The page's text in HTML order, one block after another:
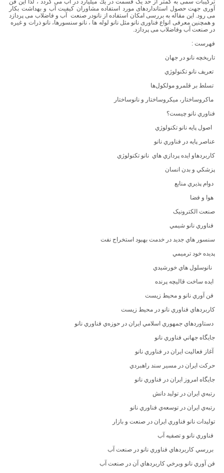
ترکیبات سمی به کمتر از حد یک قسمت در يك میلیارد در آب می گردد ، لذا این فن
آوری جهت حصول استانداردهای مورد استفاده مشاوران کیفیت آب و بهداشت بکار
می رود. این مقاله به بررسی امکان استفاده از نانودر صنعت آب و فاضلاب می پردازد
و همچنین معرفی انواع فناوری نانو مثل نانو لوله ها ، نانو سنسورها، نانو ذرات و غیره
در صنعت آب وفاضلاب می پردازد.
فهرست :
تاريخچه نانو در جهان
تعريف نانو تكنولوژي
تسلط بر قلمرو مولکول‌ها
ماکروساختار، ميکروساختار و نانوساختار
فناوري نانو چيست؟
اصول پايه نانو تكنولوژي
عناصر پايه در فناوري نانو
کاربردهاو ايده پردازي هاي نانو تکنولوژي
پزشکي و بدن انسان
دوام پذيري منابع
هوا و فضا
صنعت الکترونيک
فناوري نانو شيمي
سنسور هاي جديد در خدمت بهبود استخراج نفت
پديده خود ترميمي
نانوسلول هاي خورشيدي
ايده ساخت قاليچه پرنده
فن آوري نانو و محيط زيست
کاربردهاي فناوري نانو در محيط زيست
دستاوردهاي جمهوري اسلامي ايران در حوزه‌ي فناوري نانو
جايگاه جهاني فناوري نانو
آغاز فعاليت ايران در فناوري نانو
حرکت ايران در مسير سند راهبردي
جايگاه امروز ايران در فناوري نانو
رتبه‌ي ايران در توليد دانش
رتبه‌ي ايران در توسعه‌ي فناوري نانو
توليدات نانو فناوري ايران در صنعت و بازار
فناوري نانو و تصفيه آب
بررسي کاربردهاي فناوري نانو در صنعت آب
فن آوري نانو وبرخي کاربردهاي آن در صنعت آب